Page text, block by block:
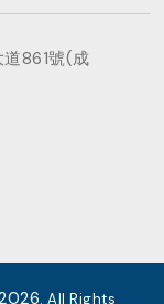
861號(成
. All Rights